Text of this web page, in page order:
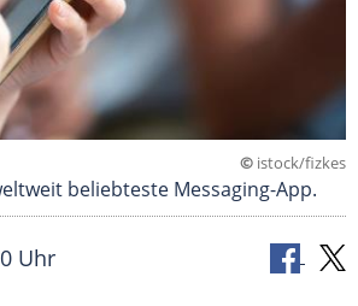
© istock/fizkes
beliebteste Messaging-App.
Uhr